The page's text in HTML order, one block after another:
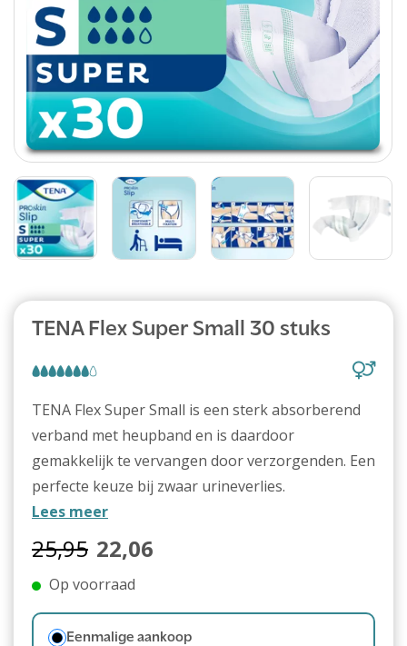
Abonnement
TENA Flex Super Small 30 stuks
TENA Flex Super Small is een sterk absorberend
verband met heupband en is daardoor
gemakkelijk te vervangen door verzorgenden. Een
perfecte keuze bij zwaar urineverlies.
Lees meer
25,95 22,06
Op voorraad
Eenmalige aankoop